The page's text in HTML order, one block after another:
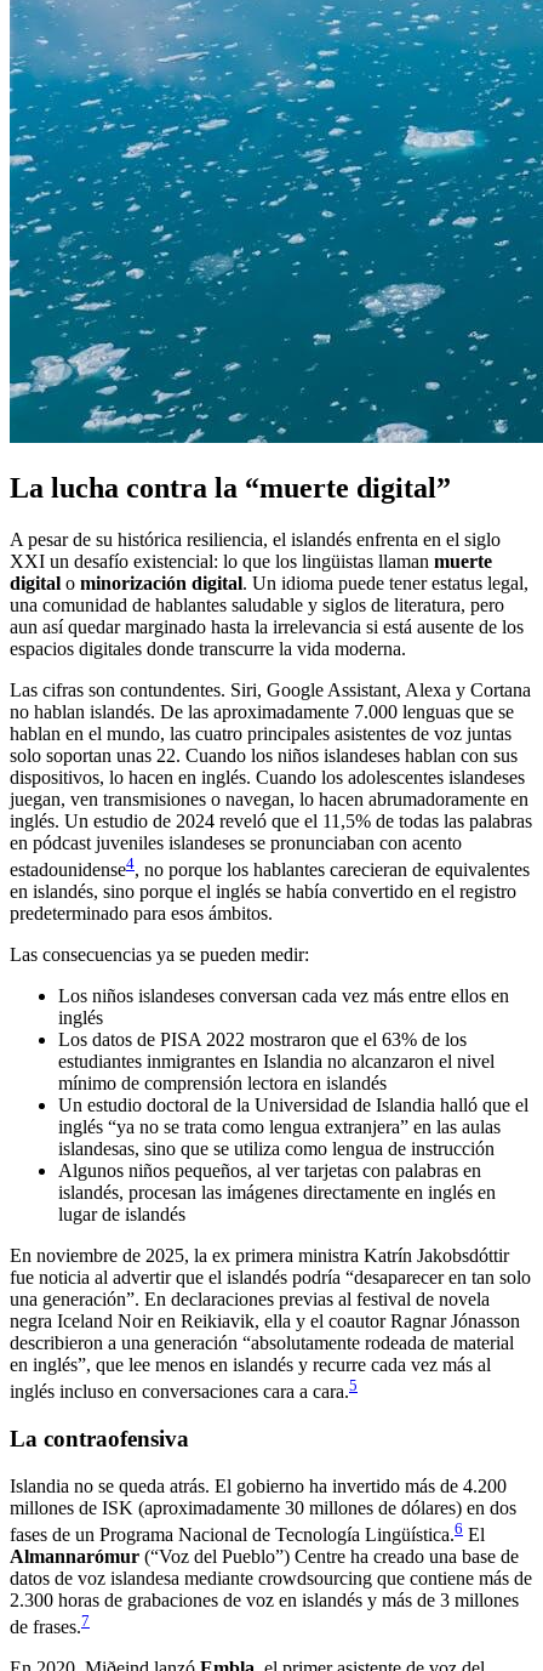
La lucha contra la “muerte digital”
A pesar de su histórica resiliencia, el islandés enfrenta en el siglo
XXI un desafío existencial: lo que los lingüistas llaman muerte
digital o minorización digital. Un idioma puede tener estatus legal,
una comunidad de hablantes saludable y siglos de literatura, pero
aun así quedar marginado hasta la irrelevancia si está ausente de los
espacios digitales donde transcurre la vida moderna.
Las cifras son contundentes. Siri, Google Assistant, Alexa y Cortana
no hablan islandés. De las aproximadamente 7.000 lenguas que se
hablan en el mundo, las cuatro principales asistentes de voz juntas
solo soportan unas 22. Cuando los niños islandeses hablan con sus
dispositivos, lo hacen en inglés. Cuando los adolescentes islandeses
juegan, ven transmisiones o navegan, lo hacen abrumadoramente en
inglés. Un estudio de 2024 reveló que el 11,5% de todas las palabras
en pódcast juveniles islandeses se pronunciaban con acento
estadounidense4, no porque los hablantes carecieran de equivalentes
en islandés, sino porque el inglés se había convertido en el registro
predeterminado para esos ámbitos.
Las consecuencias ya se pueden medir:
Los niños islandeses conversan cada vez más entre ellos en
inglés
Los datos de PISA 2022 mostraron que el 63% de los
estudiantes inmigrantes en Islandia no alcanzaron el nivel
mínimo de comprensión lectora en islandés
Un estudio doctoral de la Universidad de Islandia halló que el
inglés “ya no se trata como lengua extranjera” en las aulas
islandesas, sino que se utiliza como lengua de instrucción
Algunos niños pequeños, al ver tarjetas con palabras en
islandés, procesan las imágenes directamente en inglés en
lugar de islandés
En noviembre de 2025, la ex primera ministra Katrín Jakobsdóttir
fue noticia al advertir que el islandés podría “desaparecer en tan solo
una generación”. En declaraciones previas al festival de novela
negra Iceland Noir en Reikiavik, ella y el coautor Ragnar Jónasson
describieron a una generación “absolutamente rodeada de material
en inglés”, que lee menos en islandés y recurre cada vez más al
inglés incluso en conversaciones cara a cara.5
La contraofensiva
Islandia no se queda atrás. El gobierno ha invertido más de 4.200
millones de ISK (aproximadamente 30 millones de dólares) en dos
fases de un Programa Nacional de Tecnología Lingüística.6 El
Almannarómur (“Voz del Pueblo”) Centre ha creado una base de
datos de voz islandesa mediante crowdsourcing que contiene más de
2.300 horas de grabaciones de voz en islandés y más de 3 millones
de frases.7